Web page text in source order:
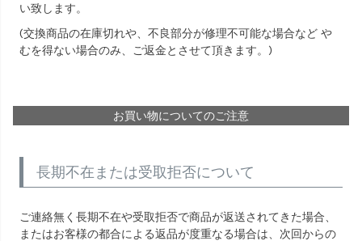
い致します。
(交換商品の在庫切れや、不良部分が修理不可能な場合など や
むを得ない場合のみ、ご返金とさせて頂きます。)
お買い物についてのご注意
長期不在または受取拒否について
ご連絡無く長期不在や受取拒否で商品が返送されてきた場合、
またはお客様の都合による返品が度重なる場合は、次回からの